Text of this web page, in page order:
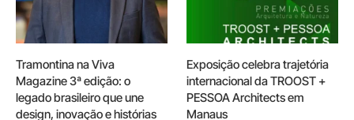
Tramontina na Viva
Magazine 3ª edição: o
legado brasileiro que une
design, inovação e histórias
Exposição celebra trajetória
internacional da TROOST +
PESSOA Architects em
Manaus